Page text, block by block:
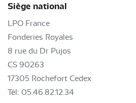
Siège national
LPO France
Fonderies Royales
8 rue du Dr Pujos
CS 90263
17305 Rochefort Cedex
Tél: 05.46.82.12.34